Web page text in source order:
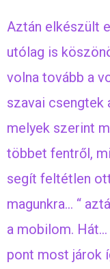
Aztán elkészült
utólag is
volna tovább a
szavai csengtek
melyek szerint
többet fentről,
segít feltétlen
magunkra… “
a mobilom.
pont most járok